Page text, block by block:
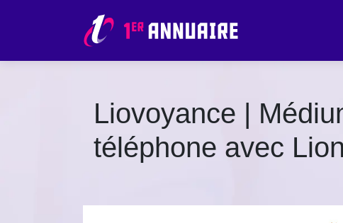
Liovoyance |
téléphone avec